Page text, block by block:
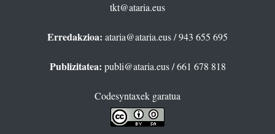
tkt@ataria.eus
Erredakzioa: ataria@ataria.eus/ 943 655 695
Publizitatea: publi@ataria.eus/ 661 678 818
Codesyntaxek garatua